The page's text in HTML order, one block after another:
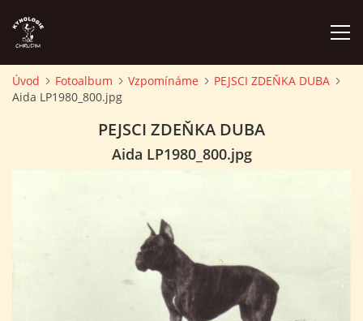
ÚVOD
Úvod Fotoalbum Vzpomínáme
PEJSCI ZDEŇKA DUBA
Aida LP1980_800.jpg
PEJSCI ZDEŇKA DUBA
Aida LP1980_800.jpg